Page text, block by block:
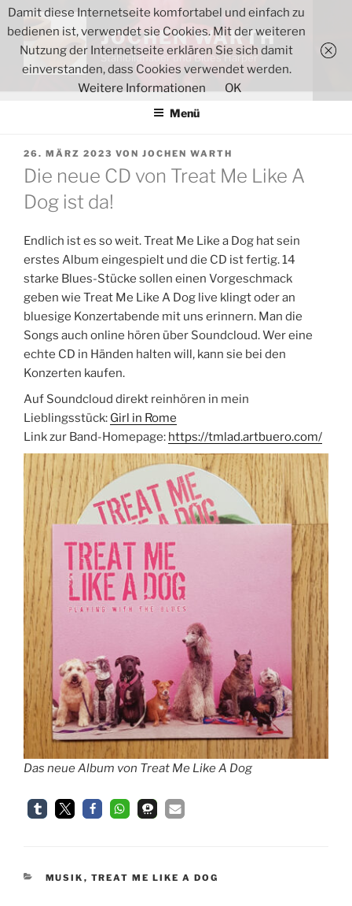
Zum
Inhalt
springen
JOCHEN WARTH
Stahlbildhauer und Blues Harper
Menü
VERÖFFENTLICHT
AM
26. MÄRZ 2023 VON JOCHEN WARTH
Die neue CD von Treat Me Like A
Dog ist da!
Endlich ist es so weit. Treat Me Like a Dog hat sein
erstes Album eingespielt und die CD ist fertig. 14
starke Blues-Stücke sollen einen Vorgeschmack
geben wie Treat Me Like A Dog live klingt oder an
bluesige Konzertabende mit uns erinnern. Man die
Songs auch online hören über Soundcloud. Wer eine
echte CD in Händen halten will, kann sie bei den
Konzerten kaufen.
Auf Soundcloud direkt reinhören in mein
Lieblingsstück: Girl in Rome
Link zur Band-Homepage: https://tmlad.artbuero.com/
Das neue Album von Treat Me Like A Dog
KATEGORIEN
MUSIK , TREAT ME LIKE A DOG
Damit diese Internetseite komfortabel und einfach zu
bedienen ist, verwendet sie Cookies. Mit der weiteren
Nutzung der Internetseite erklären Sie sich damit
einverstanden, dass Cookies verwendet werden.
Weitere Informationen
OK